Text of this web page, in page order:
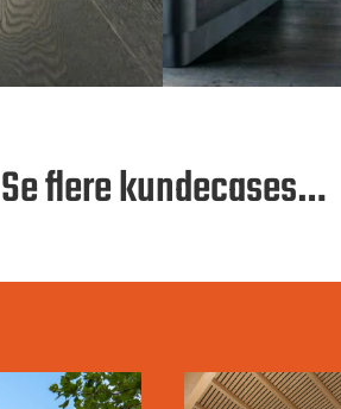
Se flere kundecases…